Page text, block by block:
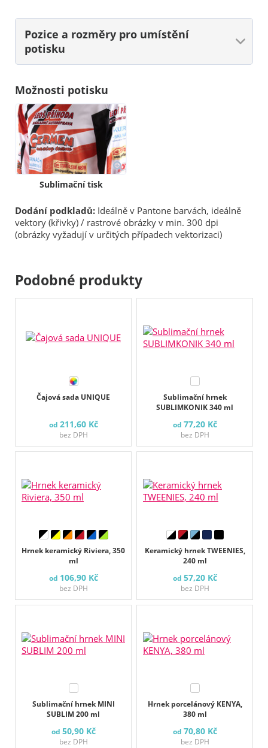
Pozice a rozměry pro umístění
potisku
Možnosti potisku
Sublimační tisk
Dodání podkladů: Ideálně v Pantone barvách, ideálně
vektory (křivky) / rastrové obrázky v min. 300 dpi
(obrázky vyžadují v určitých případech vektorizaci)
Podobné produkty
Čajová sada UNIQUE
od 211,60 Kč
bez DPH
Sublimační hrnek
SUBLIMKONIK 340 ml
od 77,20 Kč
bez DPH
Hrnek keramický Riviera, 350
ml
od 106,90 Kč
bez DPH
Keramický hrnek TWEENIES,
240 ml
od 57,20 Kč
bez DPH
Sublimační hrnek MINI
SUBLIM 200 ml
od 50,90 Kč
bez DPH
Hrnek porcelánový KENYA,
380 ml
od 70,80 Kč
bez DPH